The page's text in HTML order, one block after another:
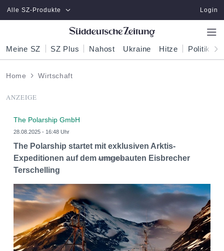
Zum Hauptinhalt springen
Alle SZ-Produkte Login
Meine SZ SZ Plus Nahost Ukraine Hitze Politik
Home Wirtschaft
ANZEIGE
The Polarship GmbH
28.08.2025 - 16:48 Uhr
The Polarship startet mit exklusiven Arktis-
Expeditionen auf dem umgebauten Eisbrecher
Terschelling